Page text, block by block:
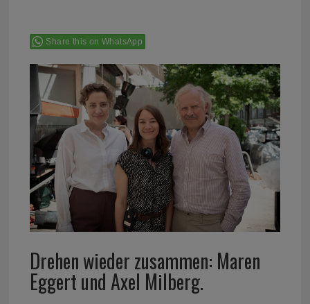
Share this on WhatsApp
Drehen wieder zusammen: Maren
Eggert und Axel Milberg.